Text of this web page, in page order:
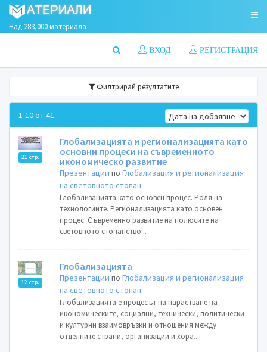
Над 283,000 материала
РЕГИСТРАЦИЯ
ВХОД
Филтрирай резултатите
1-10 от 41
21 стр.
Глобализацията и регионализацията като
основни процеси на съвременното
икономическо развитие
Презентации поГлобализация и регионализация
на световното стопан
Глобализацията като основен процес. Роля на
технологиите. Регионализацията като основен
процес. Съвременно развитие на полюсите на
световното стопанство...
12 стр.
Глобализацията
Презентации поГлобализация и регионализация
на световното стопан
Глобализацията е процесът на нарастване на
икономическите, социални, технически, политически
и културни взаимовръзки и отношения между
отделните страни, организации и хора...